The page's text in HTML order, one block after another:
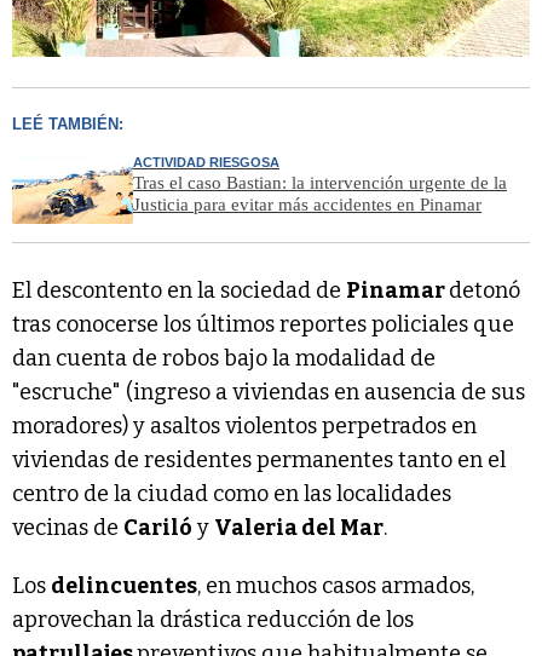
LEÉ TAMBIÉN:
ACTIVIDAD RIESGOSA
Tras el caso Bastian: la intervención urgente de la
Justicia para evitar más accidentes en Pinamar
El descontento en la sociedad de Pinamardetonó
tras conocerse los últimos reportes policiales que
dan cuenta de robos bajo la modalidad de
"escruche" (ingreso a viviendas en ausencia de sus
moradores) y asaltos violentos perpetrados en
viviendas de residentes permanentes tanto en el
centro de la ciudad como en las localidades
vecinas de Cariló y Valeria del Mar.
Los delincuentes, en muchos casos armados,
aprovechan la drástica reducción de los